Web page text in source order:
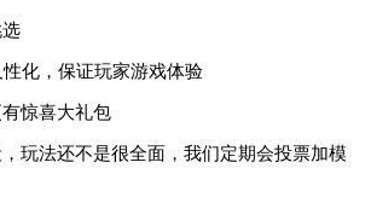
化，保证玩家游戏体验
惊喜大礼包
玩法还不是很全面，我们定期会投票加模